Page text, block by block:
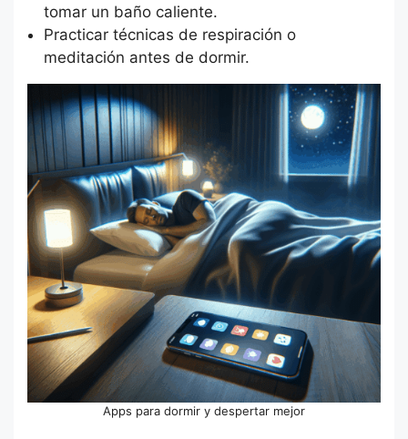
tomar un baño caliente.
Practicar técnicas de respiración o
meditación antes de dormir.
Apps para dormir y despertar mejor